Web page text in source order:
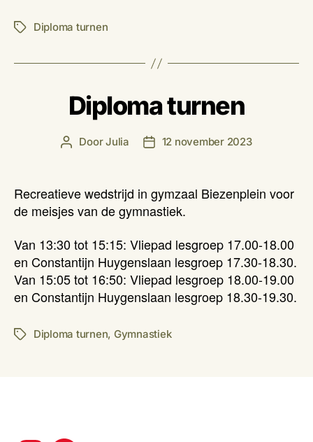
TagsDiploma turnen
Diploma turnen
Berichtauteur
DoorJulia Berichtdatum
12 november 2023
Recreatieve wedstrijd in gymzaal Biezenplein voor
de meisjes van de gymnastiek.
Van 13:30 tot 15:15: Vliepad lesgroep 17.00-18.00
en Constantijn Huygenslaan lesgroep 17.30-18.30.
Van 15:05 tot 16:50: Vliepad lesgroep 18.00-19.00
en Constantijn Huygenslaan lesgroep 18.30-19.30.
TagsDiploma turnen, Gymnastiek